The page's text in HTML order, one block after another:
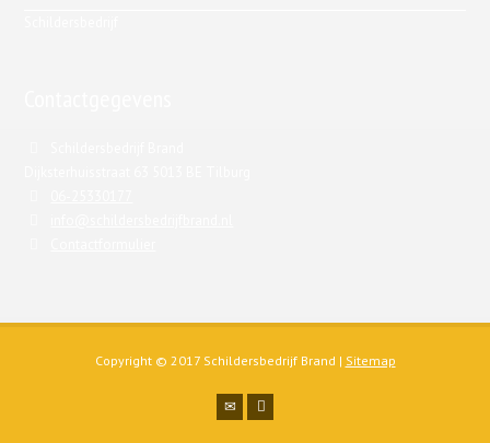
Copyright © 2017 Schildersbedrijf Brand | Sitemap